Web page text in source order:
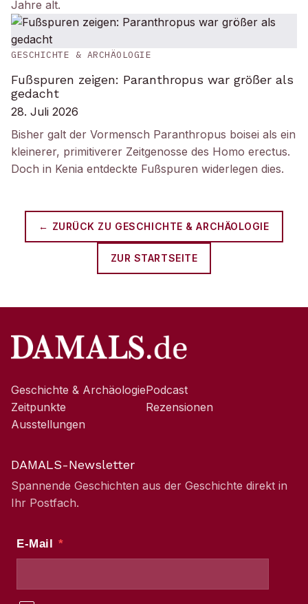
Jahre alt.
GESCHICHTE & ARCHÄOLOGIE
Fußspuren zeigen: Paranthropus war größer als
gedacht
28. Juli 2026
Bisher galt der Vormensch Paranthropus boisei als ein
kleinerer, primitiverer Zeitgenosse des Homo erectus.
Doch in Kenia entdeckte Fußspuren widerlegen dies.
← ZURÜCK ZU GESCHICHTE & ARCHÄOLOGIE
ZUR STARTSEITE
Geschichte & Archäologie
Zeitpunkte
Ausstellungen
Podcast
Rezensionen
DAMALS-Newsletter
Spannende Geschichten aus der Geschichte direkt in
Ihr Postfach.